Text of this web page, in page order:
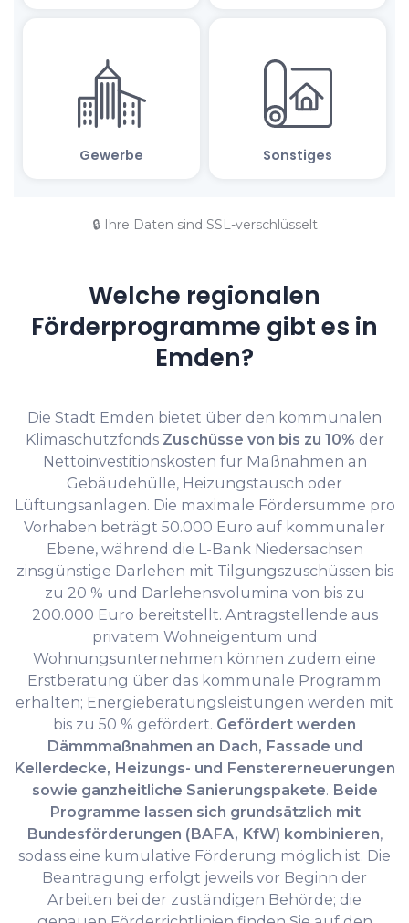
🔒 Ihre Daten sind SSL-verschlüsselt
Welche regionalen
Förderprogramme gibt es in
Emden?
Die Stadt Emden bietet über den kommunalen
Klimaschutzfonds Zuschüsse von bis zu 10% der
Nettoinvestitionskosten für Maßnahmen an
Gebäudehülle, Heizungstausch oder
Lüftungsanlagen. Die maximale Fördersumme pro
Vorhaben beträgt 50.000 Euro auf kommunaler
Ebene, während die L-Bank Niedersachsen
zinsgünstige Darlehen mit Tilgungszuschüssen bis
zu 20 % und Darlehensvolumina von bis zu
200.000 Euro bereitstellt. Antragstellende aus
privatem Wohneigentum und
Wohnungsunternehmen können zudem eine
Erstberatung über das kommunale Programm
erhalten; Energieberatungsleistungen werden mit
bis zu 50 % gefördert. Gefördert werden
Dämmmaßnahmen an Dach, Fassade und
Kellerdecke, Heizungs- und Fenstererneuerungen
sowie ganzheitliche Sanierungspakete. Beide
Programme lassen sich grundsätzlich mit
Bundesförderungen (BAFA, KfW) kombinieren,
sodass eine kumulative Förderung möglich ist. Die
Beantragung erfolgt jeweils vor Beginn der
Arbeiten bei der zuständigen Behörde; die